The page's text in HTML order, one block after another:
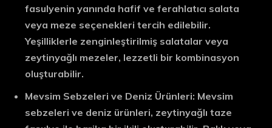
fasulyenin yanında hafif ve ferahlatıcı salata
veya meze seçenekleri tercih edilebilir.
Yeşilliklerle zenginleştirilmiş salatalar veya
zeytinyağlı mezeler, lezzetli bir kombinasyon
oluşturabilir.
Mevsim Sebzeleri ve Deniz Ürünleri: Mevsim
sebzeleri ve deniz ürünleri, zeytinyağlı taze